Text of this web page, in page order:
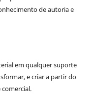
de autoria e
em qualquer suporte
e criar a partir do